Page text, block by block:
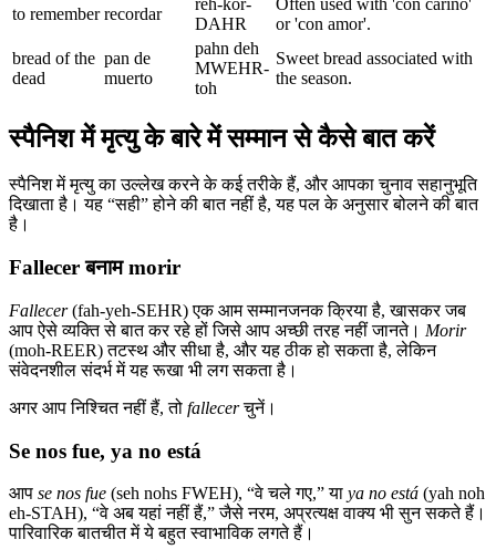
to remember recordar
DAHR
or 'con amor'.
bread of the
dead
pan de
muerto
pahn deh
MWEHR-
toh
Sweet bread associated with
the season.
स्पैनिश में मृत्यु के बारे में सम्मान से कैसे बात करें
स्पैनिश में मृत्यु का उल्लेख करने के कई तरीके हैं, और आपका चुनाव सहानुभूति
दिखाता है। यह “सही” होने की बात नहीं है, यह पल के अनुसार बोलने की बात
है।
Fallecer बनाम morir
Fallecer(fah-yeh-SEHR) एक आम सम्मानजनक क्रिया है, खासकर जब
आप ऐसे व्यक्ति से बात कर रहे हों जिसे आप अच्छी तरह नहीं जानते। Morir
(moh-REER) तटस्थ और सीधा है, और यह ठीक हो सकता है, लेकिन
संवेदनशील संदर्भ में यह रूखा भी लग सकता है।
अगर आप निश्चित नहीं हैं, तो fallecerचुनें।
Se nos fue, ya no está
आप se nos fue (seh nohs FWEH), “वे चले गए,” या ya no está (yah noh
eh-STAH), “वे अब यहां नहीं हैं,” जैसे नरम, अप्रत्यक्ष वाक्य भी सुन सकते हैं।
पारिवारिक बातचीत में ये बहुत स्वाभाविक लगते हैं।